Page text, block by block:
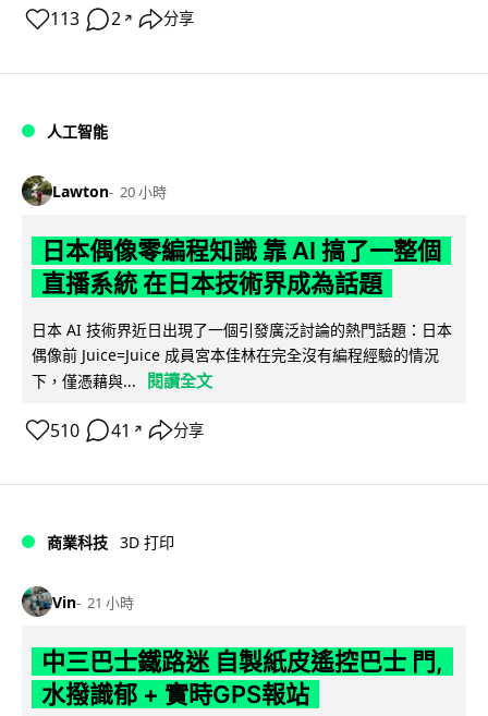
113 2 ↗ 分享
人工智能
Lawton 20 小時
日本偶像零編程知識 靠 AI 搞了一整個
直播系統 在日本技術界成為話題
日本 AI 技術界近日出現了一個引發廣泛討論的熱門話題：日本
偶像前 Juice=Juice 成員宮本佳林在完全沒有編程經驗的情況
下，僅憑藉與...
閱讀全文
510 41 ↗ 分享
商業科技 3D 打印
Vin 21 小時
中三巴士鐵路迷 自製紙皮遙控巴士 門,
水撥識郁 + 實時GPS報站